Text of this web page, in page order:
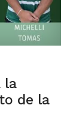
la
de la